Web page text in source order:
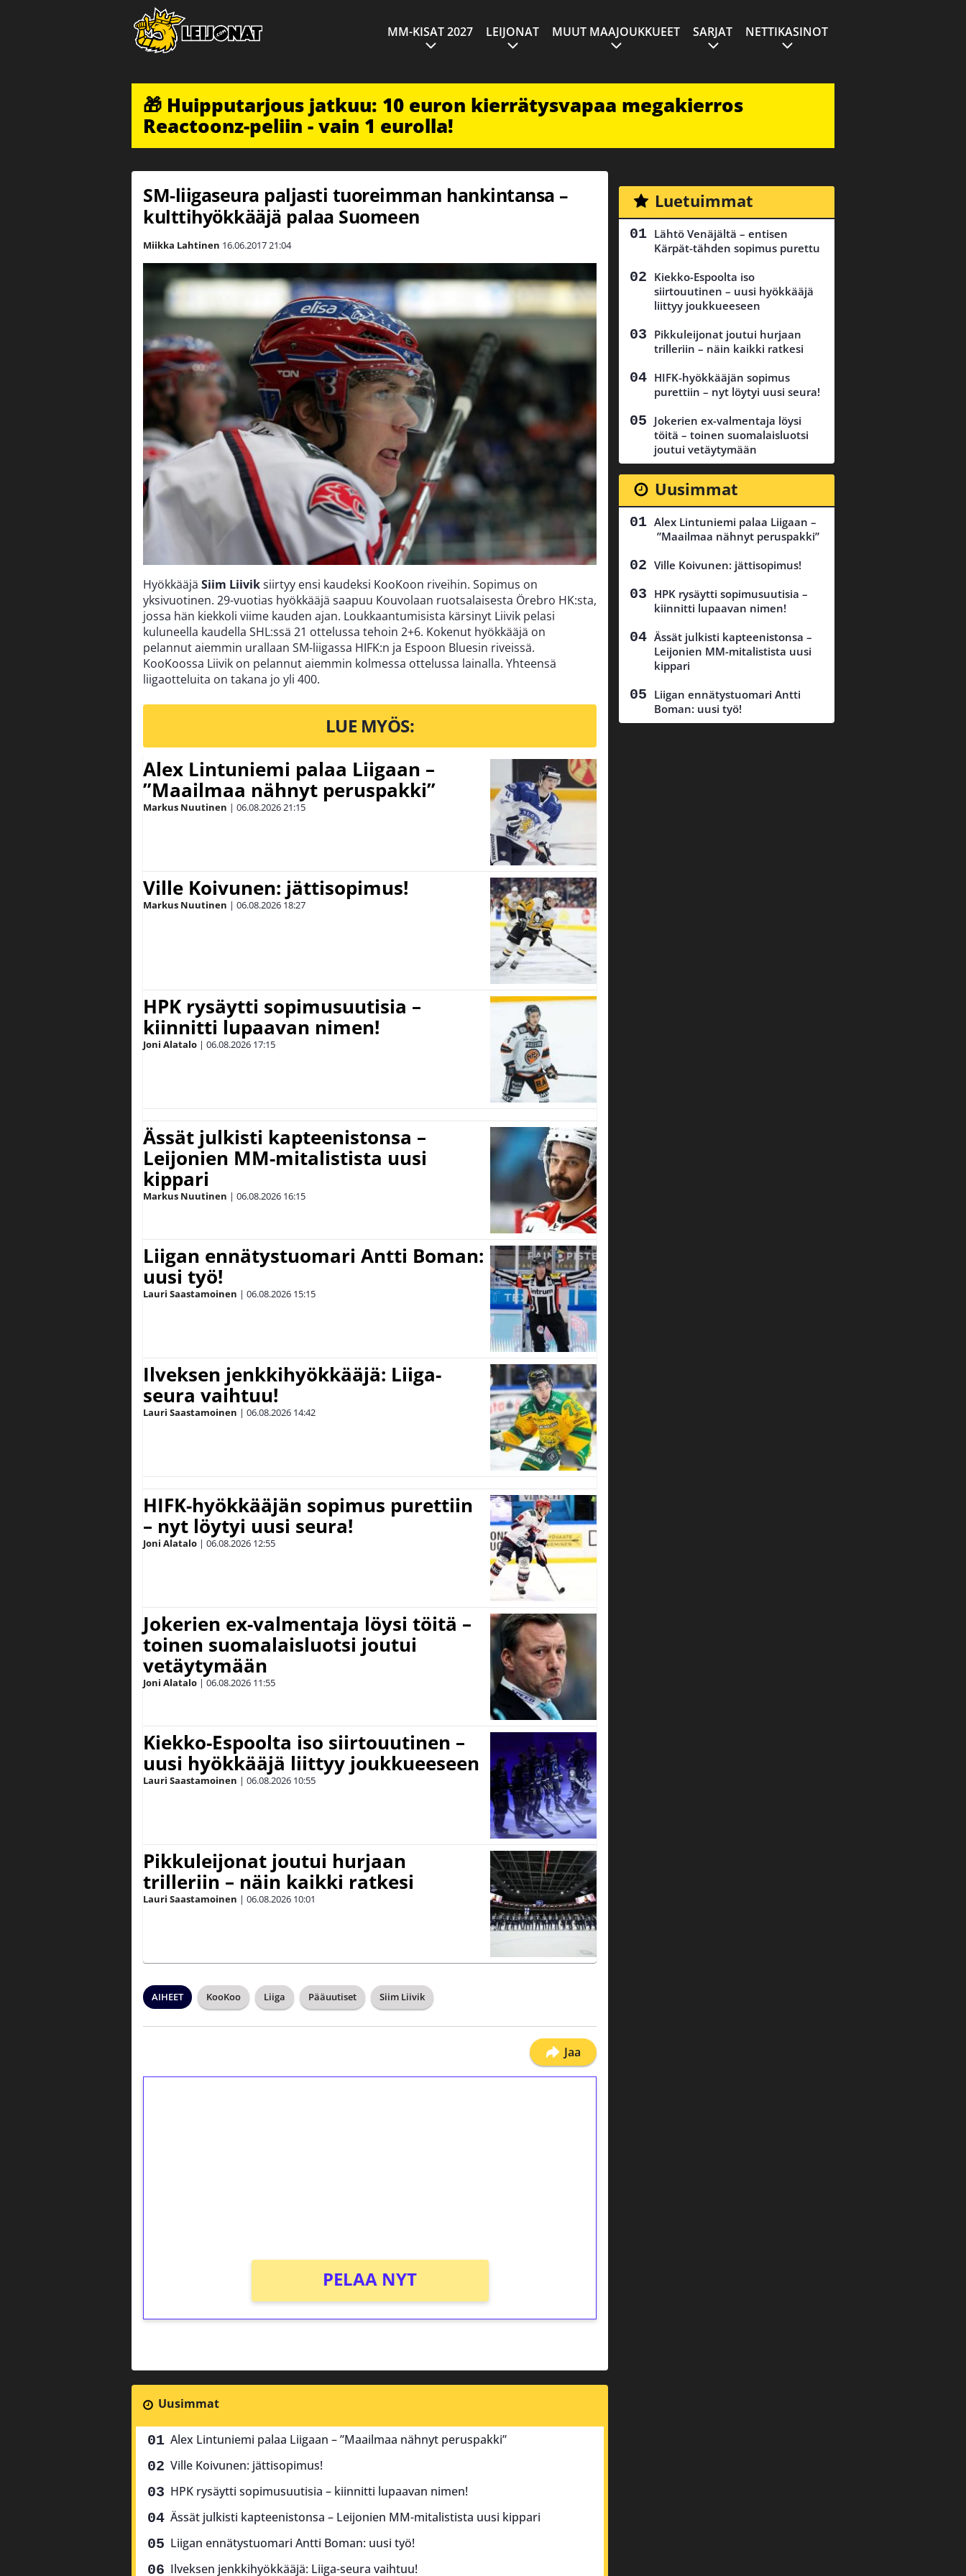
MM-KISAT 2027 LEIJONAT MUUT MAAJOUKKUEET SARJAT NETTIKASINOT
🎁 Huipputarjous jatkuu: 10 euron kierrätysvapaa megakierros
Reactoonz-peliin - vain 1 eurolla!
SM-liigaseura paljasti tuoreimman hankintansa –
kulttihyökkääjä palaa Suomeen
Miikka Lahtinen 16.06.201721:04
Hyökkääjä Siim Liiviksiirtyy ensi kaudeksi KooKoon riveihin. Sopimus on
yksivuotinen. 29-vuotias hyökkääjä saapuu Kouvolaan ruotsalaisesta Örebro HK:sta,
jossa hän kiekkoli viime kauden ajan. Loukkaantumisista kärsinyt Liivik pelasi
kuluneella kaudella SHL:ssä 21 ottelussa tehoin 2+6. Kokenut hyökkääjä on
pelannut aiemmin urallaan SM-liigassa HIFK:n ja Espoon Bluesin riveissä.
KooKoossa Liivik on pelannut aiemmin kolmessa ottelussa lainalla. Yhteensä
liigaotteluita on takana jo yli 400.
LUE MYÖS:
Alex Lintuniemi palaa Liigaan –
”Maailmaa nähnyt peruspakki”
Markus Nuutinen | 06.08.202621:15
Ville Koivunen: jättisopimus!
Markus Nuutinen | 06.08.2026 18:27
HPK rysäytti sopimusuutisia –
kiinnitti lupaavan nimen!
Joni Alatalo | 06.08.2026 17:15
Ässät julkisti kapteenistonsa –
Leijonien MM-mitalistista uusi
kippari
Markus Nuutinen | 06.08.2026 16:15
Liigan ennätystuomari Antti Boman:
uusi työ!
Lauri Saastamoinen | 06.08.2026 15:15
Ilveksen jenkkihyökkääjä: Liiga-
seura vaihtuu!
Lauri Saastamoinen | 06.08.2026 14:42
HIFK-hyökkääjän sopimus purettiin
– nyt löytyi uusi seura!
Joni Alatalo | 06.08.2026 12:55
Jokerien ex-valmentaja löysi töitä –
toinen suomalaisluotsi joutui
vetäytymään
Joni Alatalo | 06.08.2026 11:55
Kiekko-Espoolta iso siirtouutinen –
uusi hyökkääjä liittyy joukkueeseen
Lauri Saastamoinen | 06.08.2026 10:55
Pikkuleijonat joutui hurjaan
trilleriin – näin kaikki ratkesi
Lauri Saastamoinen | 06.08.2026 10:01
AIHEET KooKoo Liiga Pääuutiset Siim Liivik
Jaa
PELAA NYT
Uusimmat
Alex Lintuniemi palaa Liigaan – ”Maailmaa nähnyt peruspakki”
Ville Koivunen: jättisopimus!
HPK rysäytti sopimusuutisia – kiinnitti lupaavan nimen!
Ässät julkisti kapteenistonsa – Leijonien MM-mitalistista uusi kippari
Liigan ennätystuomari Antti Boman: uusi työ!
Ilveksen jenkkihyökkääjä: Liiga-seura vaihtuu!
Luetuimmat
Lähtö Venäjältä – entisen
Kärpät-tähden sopimus purettu
Kiekko-Espoolta iso
siirtouutinen – uusi hyökkääjä
liittyy joukkueeseen
Pikkuleijonat joutui hurjaan
trilleriin – näin kaikki ratkesi
HIFK-hyökkääjän sopimus
purettiin – nyt löytyi uusi seura!
Jokerien ex-valmentaja löysi
töitä – toinen suomalaisluotsi
joutui vetäytymään
Uusimmat
Alex Lintuniemi palaa Liigaan –
”Maailmaa nähnyt peruspakki”
Ville Koivunen: jättisopimus!
HPK rysäytti sopimusuutisia –
kiinnitti lupaavan nimen!
Ässät julkisti kapteenistonsa –
Leijonien MM-mitalistista uusi
kippari
Liigan ennätystuomari Antti
Boman: uusi työ!